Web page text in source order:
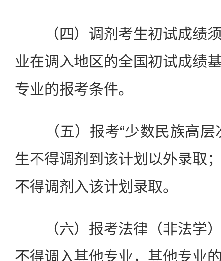
（四）调剂考生初试成绩
业在调入地区的全国初试成绩
专业的报考条件。
（五）报考“少数民族高
生不得调剂到该计划以外录取
不得调剂入该计划录取。
（六）报考法律（非法学
不得调入其他专业，其他专业